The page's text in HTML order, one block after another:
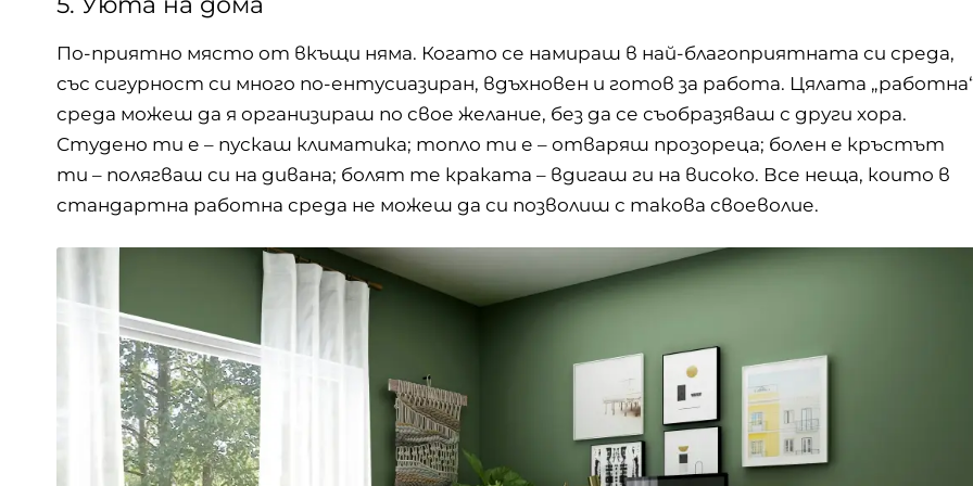
По-приятно място от вкъщи няма. Когато се намираш в най-благоприятната си среда,
със сигурност си много по-ентусиазиран, вдъхновен и готов за работа. Цялата
среда можеш да я организираш по свое желание, без да се съобразяваш с други хора.
Студено ти е – пускаш климатика; топло ти е – отваряш прозореца; болен е кръстът
ти – полягваш си на дивана; болят те краката – вдигаш ги на високо. Все неща, които в
стандартна работна среда не можеш да си позволиш с такова своеволие.